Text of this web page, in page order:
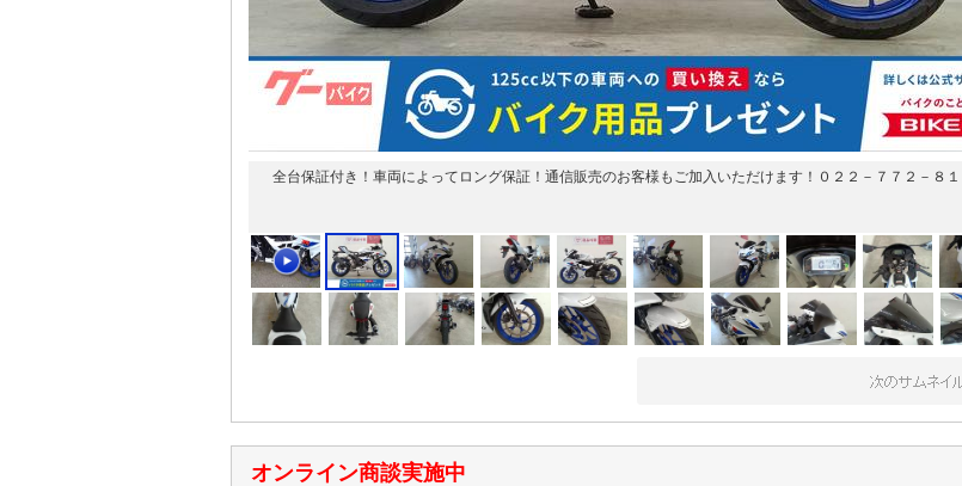
全台保証付き！車両によってロング保証！通信販売のお客様もご加入いただけます！０２２－７７２－８１
オンライン商談実施中